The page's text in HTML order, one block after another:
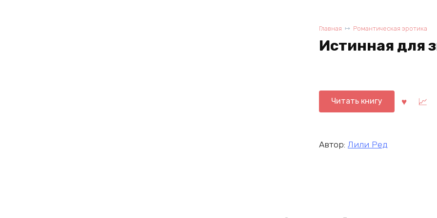
Главная Романтическая эротика
Истинная для
Читать книгу
Автор: Лили Ред